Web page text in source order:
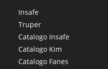
Insafe
Truper
Catalogo Insafe
Catalogo Kim
Catalogo Fanes